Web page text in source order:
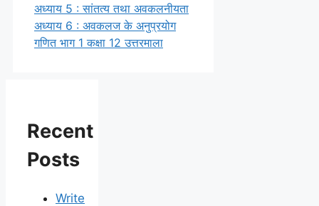
अध्याय 5 : सांतत्य तथा अवकलनीयता
अध्याय 6 : अवकलज के अनुप्रयोग
गणित भाग 1 कक्षा 12 उत्तरमाला
Recent
Posts
Write